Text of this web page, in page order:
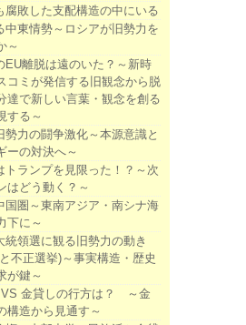
腐敗した支配構造の中にいる
中東情勢～ロシアが旧勢力を
～
EU離脱は遠のいた？～新時
コミが発信する旧観念から脱
達で新しい言葉・観念を創る
する～
勢力の闘争激化～本源意識と
ーの対決へ～
トランプを見限った！？～次
はどう動く？～
国圏～東南アジア・南シナ海
下に～
統領選に観る旧勢力の動き
不正選挙)～事実構造・歴史
が鍵～
VS 金貸しの行方は？ ～金
構造から見通す～